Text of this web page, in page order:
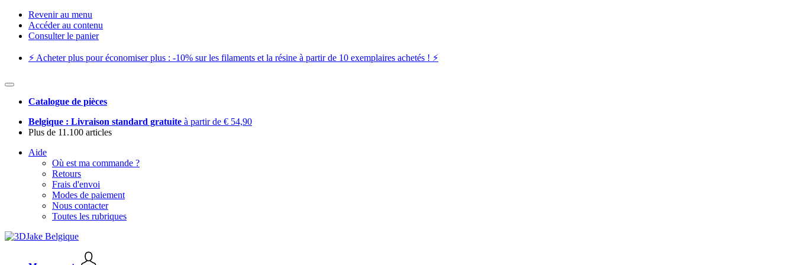
Revenir au menu
Accéder au contenu
Consulter le panier
⚡️ Acheter plus pour économiser plus : -10% sur les filaments et la résine à partir de 10 exemplaires achetés ! ⚡️
Catalogue de pièces
Belgique : Livraison standard gratuite à partir de € 54,90
Plus de 11.100 articles
Aide
Où est ma commande ?
Retours
Frais d'envoi
Modes de paiement
Nous contacter
Toutes les rubriques